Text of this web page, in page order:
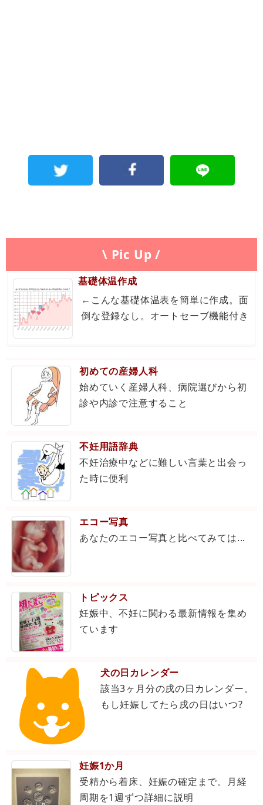
\ Pic Up /
基礎体温作成
←こんな基礎体温表を簡単に作成。面
倒な登録なし。オートセーブ機能付き
初めての産婦人科
始めていく産婦人科、病院選びから初
診や内診で注意すること
不妊用語辞典
不妊治療中などに難しい言葉と出会っ
た時に便利
エコー写真
あなたのエコー写真と比べてみては...
トピックス
妊娠中、不妊に関わる最新情報を集め
ています
犬の日カレンダー
該当3ヶ月分の戌の日カレンダー。
もし妊娠してたら戌の日はいつ?
妊娠1か月
受精から着床、妊娠の確定まで。月経
周期を1週ずつ詳細に説明